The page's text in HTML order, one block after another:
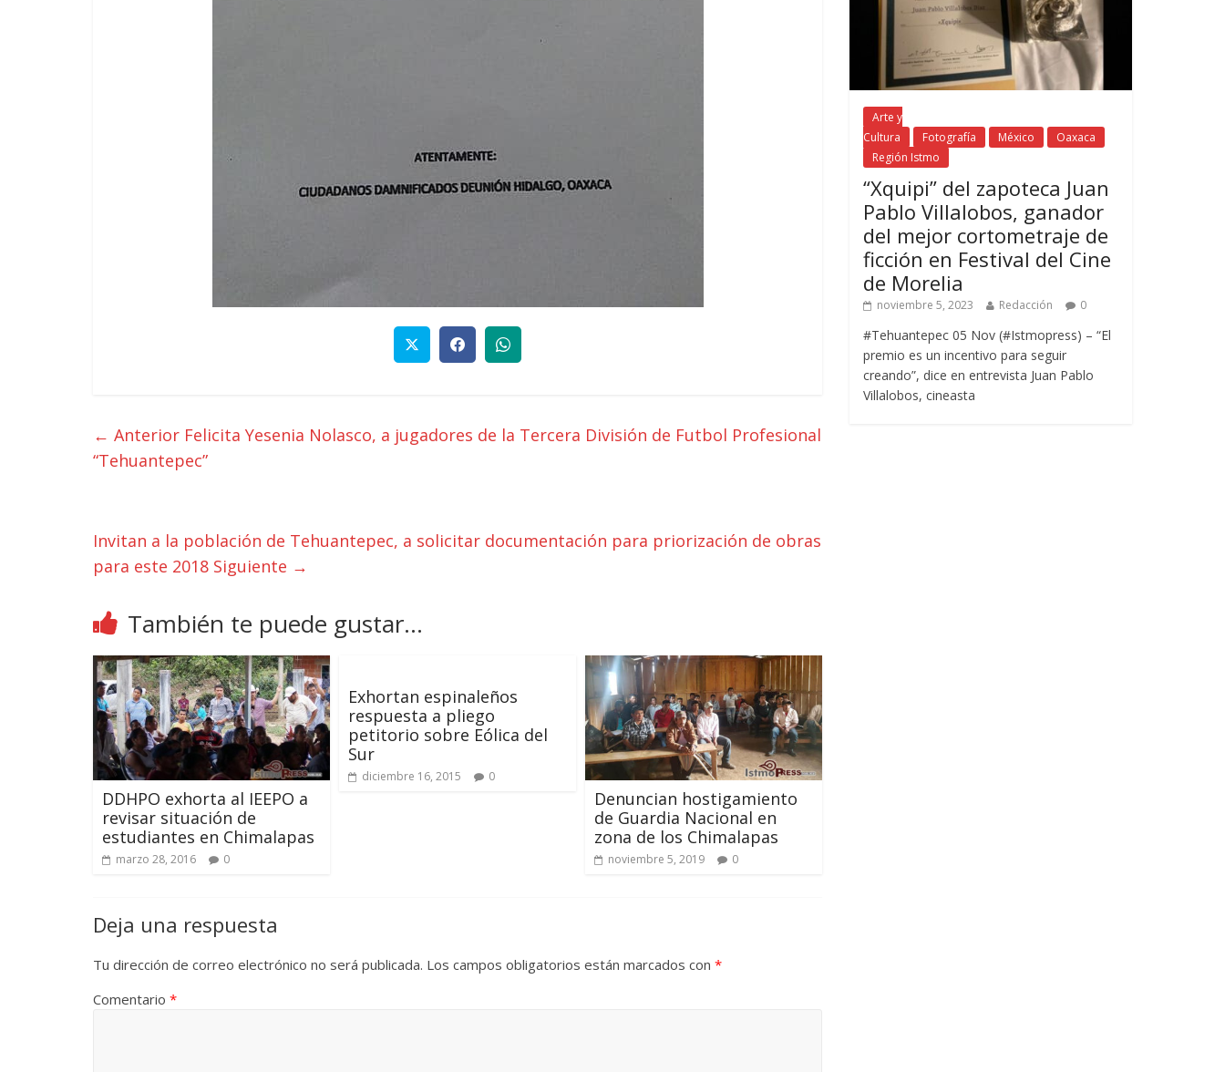
← Anterior Felicita Yesenia Nolasco, a jugadores de la Tercera División de Futbol Profesional
“Tehuantepec”
Invitan a la población de Tehuantepec, a solicitar documentación para priorización de obras
para este 2018 Siguiente →
También te puede gustar...
DDHPO exhorta al IEEPO a
revisar situación de
estudiantes en Chimalapas
marzo 28, 2016 0
Exhortan espinaleños
respuesta a pliego
petitorio sobre Eólica del
Sur
diciembre 16, 2015 0
Denuncian hostigamiento
de Guardia Nacional en
zona de los Chimalapas
noviembre 5, 2019 0
Deja una respuesta
Tu dirección de correo electrónico no será publicada. Los campos obligatorios están marcados con *
Comentario *
Arte y
Cultura
Fotografía México
Oaxaca
Región Istmo
“Xquipi” del zapoteca Juan
Pablo Villalobos, ganador
del mejor cortometraje de
ficción en Festival del Cine
de Morelia
noviembre 5, 2023 Redacción 0
#Tehuantepec 05 Nov (#Istmopress) – “El
premio es un incentivo para seguir
creando”, dice en entrevista Juan Pablo
Villalobos, cineasta